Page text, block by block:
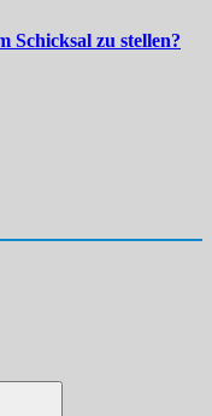
Schicksal zu stellen?